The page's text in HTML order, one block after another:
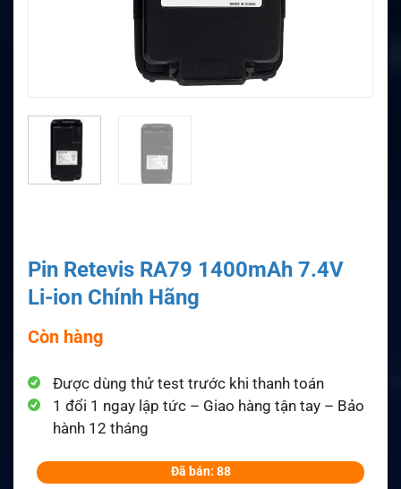
Pin Retevis RA79 1400mAh 7.4V
Li-ion Chính Hãng
Còn hàng
Được dùng thử test trước khi thanh toán
1 đổi 1 ngay lập tức – Giao hàng tận tay – Bảo
hành 12 tháng
Đã bán: 88